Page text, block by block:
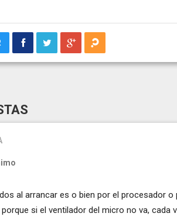
al arrancar es o bien por el procesador
si el ventilador del micro no va, cada